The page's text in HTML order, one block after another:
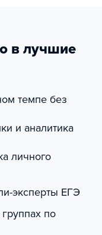
в лучшие
темпе без
и аналитика
личного
эксперты ЕГЭ
по